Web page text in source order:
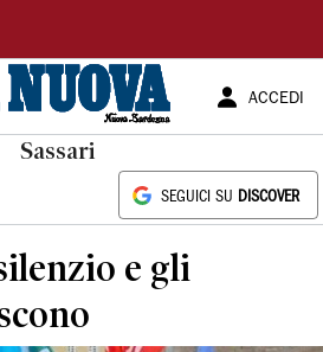
ACCEDI
Sassari
SEGUICI SU DISCOVER
e gli